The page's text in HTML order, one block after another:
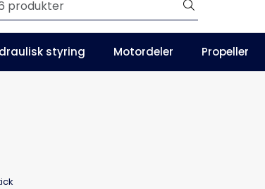
Outlet
NO
styring Motordeler Propeller